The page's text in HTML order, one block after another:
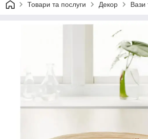
Товари та послуги Декор Вази